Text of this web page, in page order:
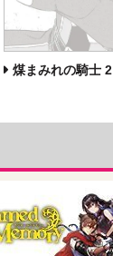
煤まみれの騎士 2